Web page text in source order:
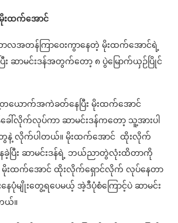
းထက်အောင်
ကာလအတန်ကြာဝေးကွာနေတဲ့ မိုးထက်အောင်ရဲ့
း ဆာမင်းဒန်အတွက်တော့ ၈ ပွဲမြောက်ယှဉ်ပြိုင်
ယောက်အကဲခတ်နေပြီး မိုးထက်အောင်
ါ်လိုက်လုပ်ကာ ဆာမင်းဒန်ကတော့ သူ့အားပါ
ေနဲ့ လိုက်ပါတယ်။ မိုးထက်အောင် ထိုးလိုက်
ခဲ့ပြီး ဆာမင်းဒန်ရဲ့ ဘယ်ညာတွဲလုံးထိတာကို
းထက်အောင် ထိုးလိုက်ရှောင်လိုက် လုပ်နေတာ
ေပုံမျိုးတွေ့ရပေမယ့် အဲ့ဒီပုံစံကြောင့်ပဲ ဆာမင်း
ယ်။